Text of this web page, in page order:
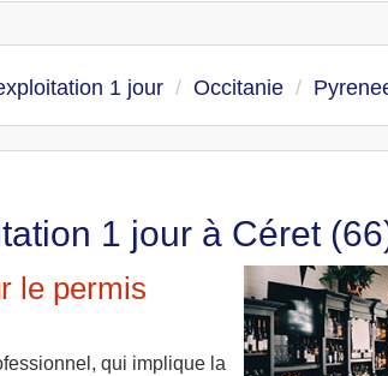
1 jour Occitanie
1 jour à Céret
le permis
qui implique la